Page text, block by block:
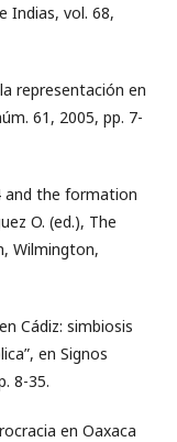
Indias, vol. 68,
representación en
61, 2005, pp. 7-
and the formation
O. (ed.), The
Wilmington,
Cádiz: simbiosis
en Signos
8-35.
en Oaxaca